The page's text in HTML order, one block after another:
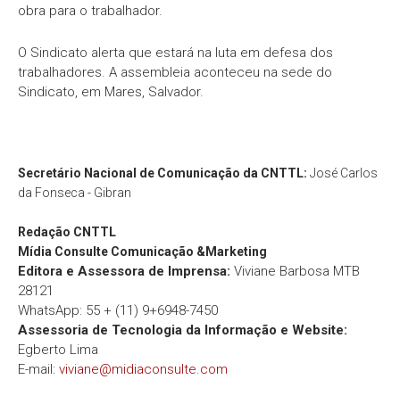
obra para o trabalhador.
O Sindicato alerta que estará na luta em defesa dos
trabalhadores. A assembleia aconteceu na sede do
Sindicato, em Mares, Salvador.
Secretário Nacional de Comunicação da CNTTL: José Carlos
da Fonseca - Gibran
Redação CNTTL
Mídia Consulte Comunicação &Marketing
Editora e Assessora de Imprensa: Viviane Barbosa MTB
28121
WhatsApp: 55 + (11) 9+6948-7450
Assessoria de Tecnologia da Informação e Website:
Egberto Lima
E-mail: viviane@midiaconsulte.com